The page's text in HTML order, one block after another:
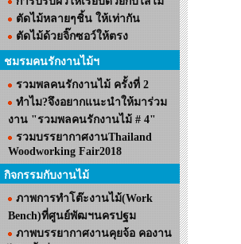
ตัดไม้หลายๆชิ้น ให้เท่ากัน
ตัดไม้ด้วยจิ๊กซอว์ให้ตรง
ชมรมคนรักงานไม้ฯ
รวมพลคนรักงานไม้ ครั้งที่ 2
ทำไม?จึงอยากแนะนำให้มาร่วม
งาน "รวมพลคนรักงานไม้ # 4"
รวมบรรยากาศงานThailand
Woodworking Fair2018
กิจกรรมกับงานไม้
ภาพการทำโต๊ะงานไม้(Work
Bench)ที่ศูนย์พัฒฯนครปฐม
ภาพบรรยากาศงานคุยจ้อ คองาน